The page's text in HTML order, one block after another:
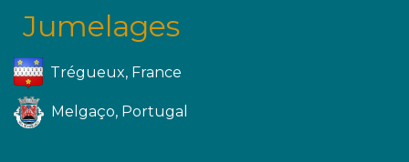
Jumelages
Trégueux, France
Melgaço, Portugal